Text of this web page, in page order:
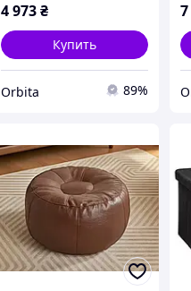
4 973₴
Купить
Orbita 89%